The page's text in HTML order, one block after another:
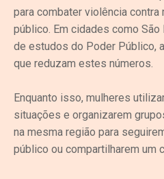
para combater violência contra
público. Em cidades como
de estudos do Poder Público,
que reduzam estes números.
Enquanto isso, mulheres
situações e organizarem
na mesma região para
público ou compartilharem um